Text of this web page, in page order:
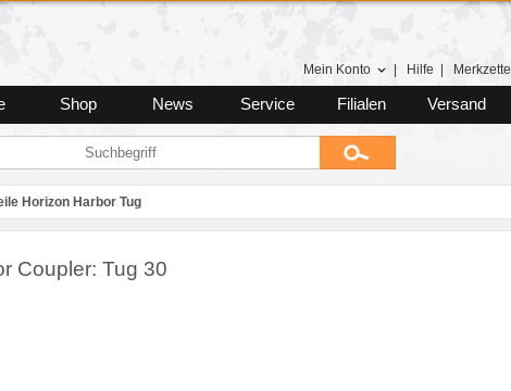
Mein Konto Hilfe Merkzettel
Shop News Service Filialen Versand
Horizon Harbor Tug
Coupler: Tug 30